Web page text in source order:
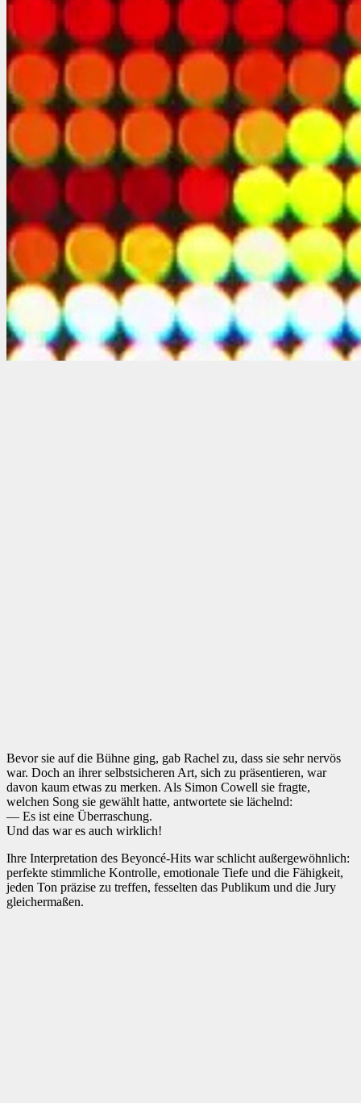
Bevor sie auf die Bühne ging, gab Rachel zu, dass sie sehr nervös
war. Doch an ihrer selbstsicheren Art, sich zu präsentieren, war
davon kaum etwas zu merken. Als Simon Cowell sie fragte,
welchen Song sie gewählt hatte, antwortete sie lächelnd:
— Es ist eine Überraschung.
Und das war es auch wirklich!
Ihre Interpretation des Beyoncé-Hits war schlicht außergewöhnlich:
perfekte stimmliche Kontrolle, emotionale Tiefe und die Fähigkeit,
jeden Ton präzise zu treffen, fesselten das Publikum und die Jury
gleichermaßen.